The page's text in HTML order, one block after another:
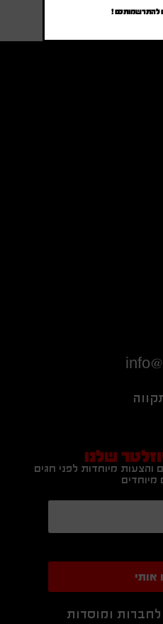
שלנו
והצעות מיוחדות לפני חגים
מיוחדים
אותי
לחברות ומוסדות
להתרשמותכם !